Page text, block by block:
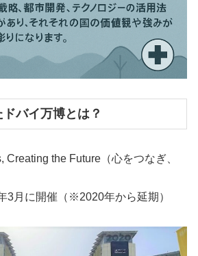
バイ万博とは？
Creating the Future（心をつなぎ、
3月に開催（※2020年から延期）